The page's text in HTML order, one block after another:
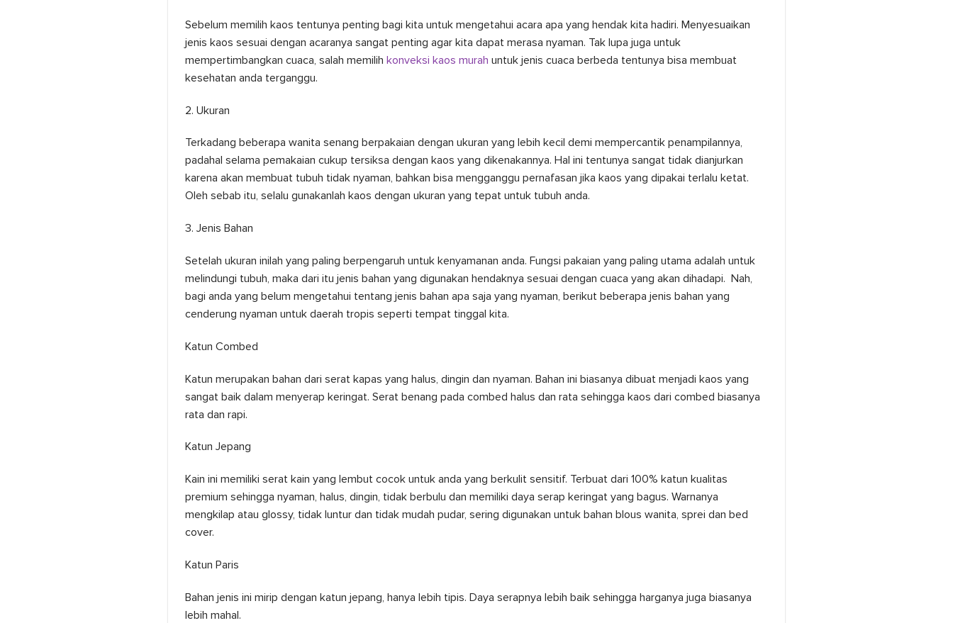
Sebelum memilih kaos tentunya penting bagi kita untuk mengetahui acara apa yang hendak kita hadiri. Menyesuaikan
jenis kaos sesuai dengan acaranya sangat penting agar kita dapat merasa nyaman. Tak lupa juga untuk
mempertimbangkan cuaca, salah memilih konveksi kaos murah untuk jenis cuaca berbeda tentunya bisa membuat
kesehatan anda terganggu.
2. Ukuran
Terkadang beberapa wanita senang berpakaian dengan ukuran yang lebih kecil demi mempercantik penampilannya,
padahal selama pemakaian cukup tersiksa dengan kaos yang dikenakannya. Hal ini tentunya sangat tidak dianjurkan
karena akan membuat tubuh tidak nyaman, bahkan bisa mengganggu pernafasan jika kaos yang dipakai terlalu ketat.
Oleh sebab itu, selalu gunakanlah kaos dengan ukuran yang tepat untuk tubuh anda.
3. Jenis Bahan
Setelah ukuran inilah yang paling berpengaruh untuk kenyamanan anda. Fungsi pakaian yang paling utama adalah untuk
melindungi tubuh, maka dari itu jenis bahan yang digunakan hendaknya sesuai dengan cuaca yang akan dihadapi. Nah,
bagi anda yang belum mengetahui tentang jenis bahan apa saja yang nyaman, berikut beberapa jenis bahan yang
cenderung nyaman untuk daerah tropis seperti tempat tinggal kita.
Katun Combed
Katun merupakan bahan dari serat kapas yang halus, dingin dan nyaman. Bahan ini biasanya dibuat menjadi kaos yang
sangat baik dalam menyerap keringat. Serat benang pada combed halus dan rata sehingga kaos dari combed biasanya
rata dan rapi.
Katun Jepang
Kain ini memiliki serat kain yang lembut cocok untuk anda yang berkulit sensitif. Terbuat dari 100% katun kualitas
premium sehingga nyaman, halus, dingin, tidak berbulu dan memiliki daya serap keringat yang bagus. Warnanya
mengkilap atau glossy, tidak luntur dan tidak mudah pudar, sering digunakan untuk bahan blous wanita, sprei dan bed
cover.
Katun Paris
Bahan jenis ini mirip dengan katun jepang, hanya lebih tipis. Daya serapnya lebih baik sehingga harganya juga biasanya
lebih mahal.